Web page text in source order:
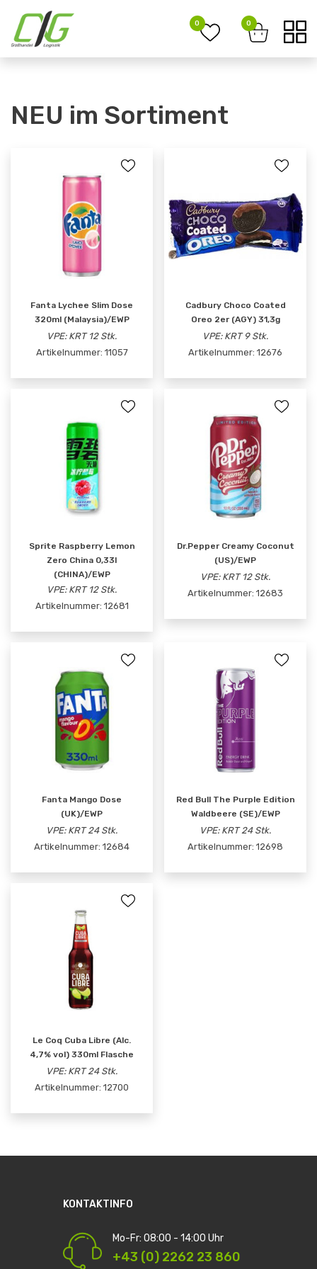
0 0
NEU im Sortiment
Fanta Lychee Slim Dose
320ml (Malaysia)/EWP
VPE: KRT 12 Stk.
Artikelnummer: 11057
Cadbury Choco Coated
Oreo 2er (AGY) 31,3g
VPE: KRT 9 Stk.
Artikelnummer: 12676
Sprite Raspberry Lemon
Zero China 0,33l
(CHINA)/EWP
VPE: KRT 12 Stk.
Artikelnummer: 12681
Dr.Pepper Creamy Coconut
(US)/EWP
VPE: KRT 12 Stk.
Artikelnummer: 12683
Fanta Mango Dose
(UK)/EWP
VPE: KRT 24 Stk.
Artikelnummer: 12684
Red Bull The Purple Edition
Waldbeere (SE)/EWP
VPE: KRT 24 Stk.
Artikelnummer: 12698
Le Coq Cuba Libre (Alc.
4,7% vol) 330ml Flasche
VPE: KRT 24 Stk.
Artikelnummer: 12700
KONTAKTINFO
Mo-Fr: 08:00 - 14:00 Uhr
+43 (0) 2262 23 860